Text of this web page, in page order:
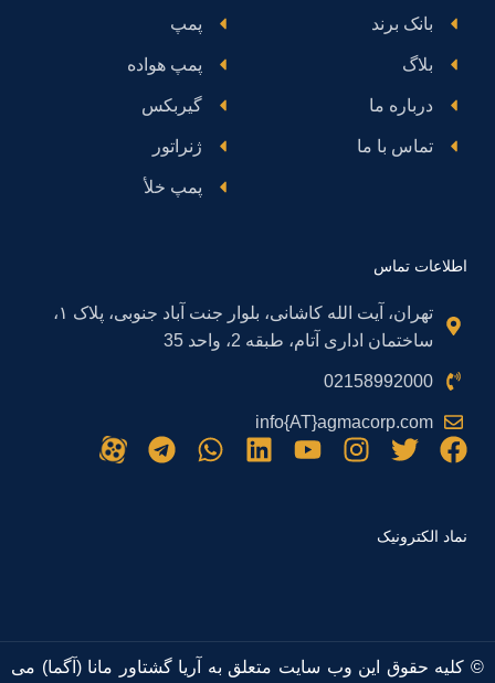
بانک برند
بلاگ
درباره ما
تماس با ما
پمپ
پمپ هواده
گیربکس
ژنراتور
پمپ خلأ
اطلاعات تماس
تهران، آیت الله کاشانی، بلوار جنت آباد جنوبی، پلاک ۱،
ساختمان اداری آتام، طبقه 2، واحد 35
02158992000
info{AT}agmacorp.com
نماد الکترونیک
© کلیه حقوق این وب سایت متعلق به آریا گشتاور مانا (آگما) می